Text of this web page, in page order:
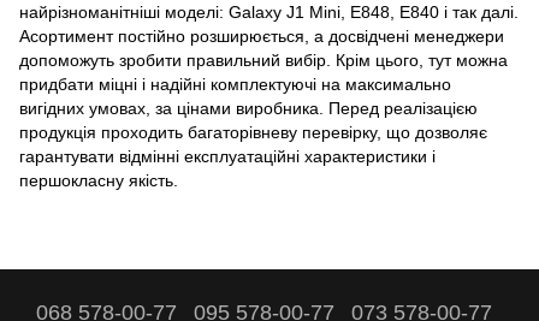
найрізноманітніші моделі: Galaxy J1 Mini, E848, E840 і так далі.
Асортимент постійно розширюється, а досвідчені менеджери
допоможуть зробити правильний вибір. Крім цього, тут можна
придбати міцні і надійні комплектуючі на максимально
вигідних умовах, за цінами виробника. Перед реалізацією
продукція проходить багаторівневу перевірку, що дозволяє
гарантувати відмінні експлуатаційні характеристики і
першокласну якість.
068 578-00-77 095 578-00-77 073 578-00-77